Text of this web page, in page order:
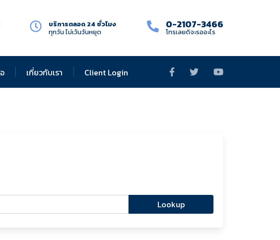
0-2107-3466
โทรเลยดิจะรออะไร
บริการตลอด 24 ชั่วโมง
ทุกวัน ไม่เว้นวันหยุด
เกี่ยวกับเรา Client Login
Lookup